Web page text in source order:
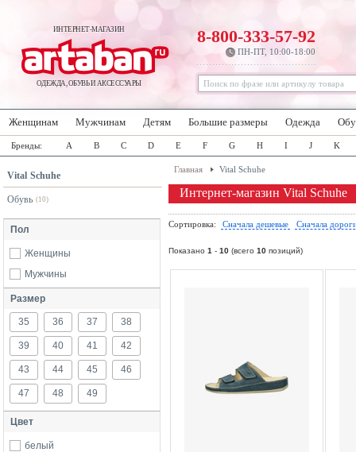
ИНТЕРНЕТ-МАГАЗИН
ОДЕЖДА, ОБУВЬ И АКСЕССУАРЫ
8-800-333-57-92
ПН-ПТ, 10:00-18:00
Женщинам Мужчинам Детям Большие размеры Одежда
Бренды: A B C D E F G H I J K
Vital Schuhe
Обувь (10)
Пол
Женщины
Мужчины
Размер
35 36 37 38
39 40 41 42
43 44 45 46
47 48 49
Цвет
белый
Главная Vital Schuhe
Интернет-магазин Vital Schuhe
Сортировка: Сначала дешевые Сначала
Показано 1 - 10 (всего 10 позиций)